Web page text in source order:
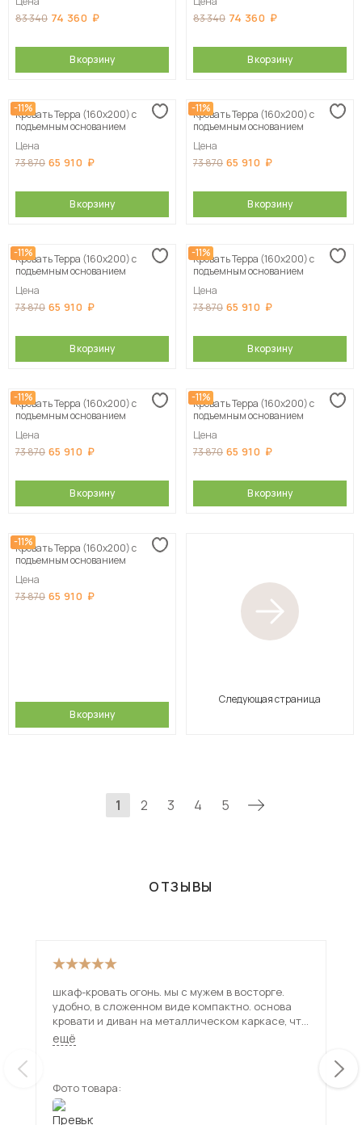
83 340 74 360
В корзину
83 340 74 360
В корзину
-11%
Кровать Терра (160х200) с
подъемным основанием
Цена
73 870 65 910
В корзину
-11%
Кровать Терра (160х200) с
подъемным основанием
Цена
73 870 65 910
В корзину
-11%
Кровать Терра (160х200) с
подъемным основанием
Цена
73 870 65 910
В корзину
-11%
Кровать Терра (160х200) с
подъемным основанием
Цена
73 870 65 910
В корзину
-11%
Кровать Терра (160х200) с
подъемным основанием
Цена
73 870 65 910
В корзину
-11%
Кровать Терра (160х200) с
подъемным основанием
Цена
73 870 65 910
В корзину
-11%
Кровать Терра (160х200) с
подъемным основанием
Цена
73 870 65 910
В корзину
Следующая страница
1 2 3 4 5
ОТЗЫВЫ
шкаф-кровать огонь. мы с мужем в восторге.
удобно, в сложенном виде компактно. основа
кровати и диван на металлическом каркасе, что
делает ее не убиваемой. собрали часа за три.
очень жаль, что расцветок дивана мало, я очень
держат кровать в разобранном виде, она все
равно поднимается кверху
ещё
Фото товара: